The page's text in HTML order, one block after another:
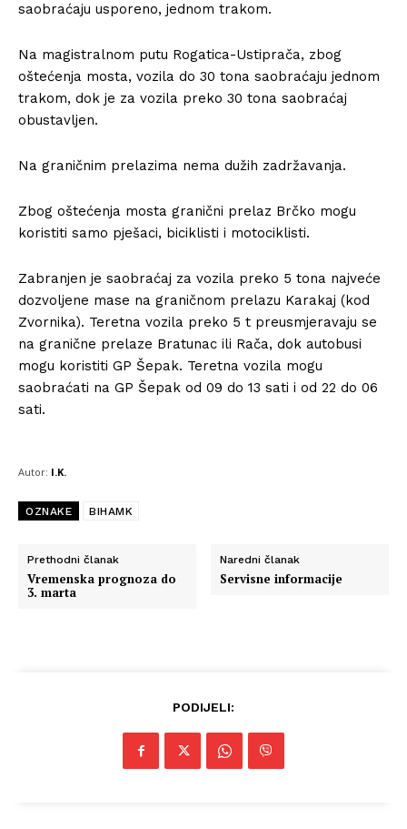
saobraćaju usporeno, jednom trakom.
Na magistralnom putu Rogatica-Ustiprača, zbog
oštećenja mosta, vozila do 30 tona saobraćaju jednom
trakom, dok je za vozila preko 30 tona saobraćaj
obustavljen.
Na graničnim prelazima nema dužih zadržavanja.
Zbog oštećenja mosta granični prelaz Brčko mogu
koristiti samo pješaci, biciklisti i motociklisti.
Zabranjen je saobraćaj za vozila preko 5 tona najveće
dozvoljene mase na graničnom prelazu Karakaj (kod
Zvornika). Teretna vozila preko 5 t preusmjeravaju se
na granične prelaze Bratunac ili Rača, dok autobusi
mogu koristiti GP Šepak. Teretna vozila mogu
saobraćati na GP Šepak od 09 do 13 sati i od 22 do 06
sati.
Autor: I.K.
OZNAKE BIHAMK
Prethodni članak
Vremenska prognoza do
3. marta
Naredni članak
Servisne informacije
PODIJELI: